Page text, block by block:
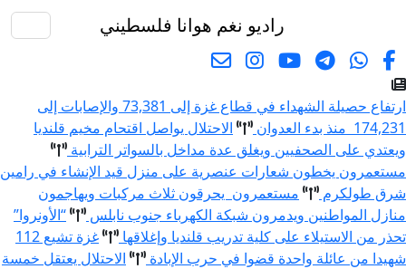
راديو نغم هوانا فلسطيني
ارتفاع حصيلة الشهداء في قطاع غزة إلى 73,381 والإصابات إلى
174,231 منذ بدء العدوان
الاحتلال يواصل اقتحام مخيم قلنديا
ويعتدي على الصحفيين ويغلق عدة مداخل بالسواتر الترابية
مستعمرون يخطون شعارات عنصرية على منزل قيد الإنشاء في رامين
شرق طولكرم
مستعمرون يحرقون ثلاث مركبات ويهاجمون
منازل المواطنين ويدمرون شبكة الكهرباء جنوب نابلس
“الأونروا”
تحذر من الاستيلاء على كلية تدريب قلنديا وإغلاقها
غزة تشيع 112
شهيدا من عائلة واحدة قضوا في حرب الإبادة
الاحتلال يعتقل خمسة